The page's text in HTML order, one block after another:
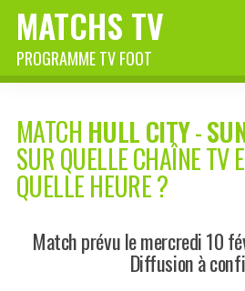
MATCHS TV
PROGRAMME TV FOOT
MATCH HULL CITY-
SUR QUELLE CHAÎNE TV
QUELLE HEURE ?
Match prévu le mercredi 10
Diffusion à